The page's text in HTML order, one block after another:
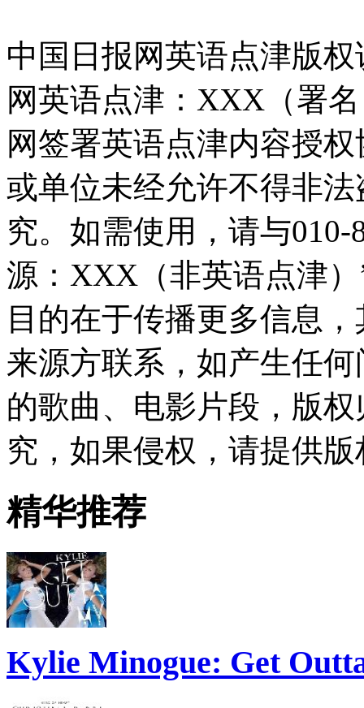
中国日报网英语点津版
网英语点津：XXX（署
网签署英语点津内容授
或单位未经允许不得非
究。如需使用，请与010-
源：XXX（非英语点津
目的在于传播更多信息
来源方联系，如产生任
的歌曲、电影片段，版
究，如果侵权，请提供
精华推荐
Kylie Minogue: Get